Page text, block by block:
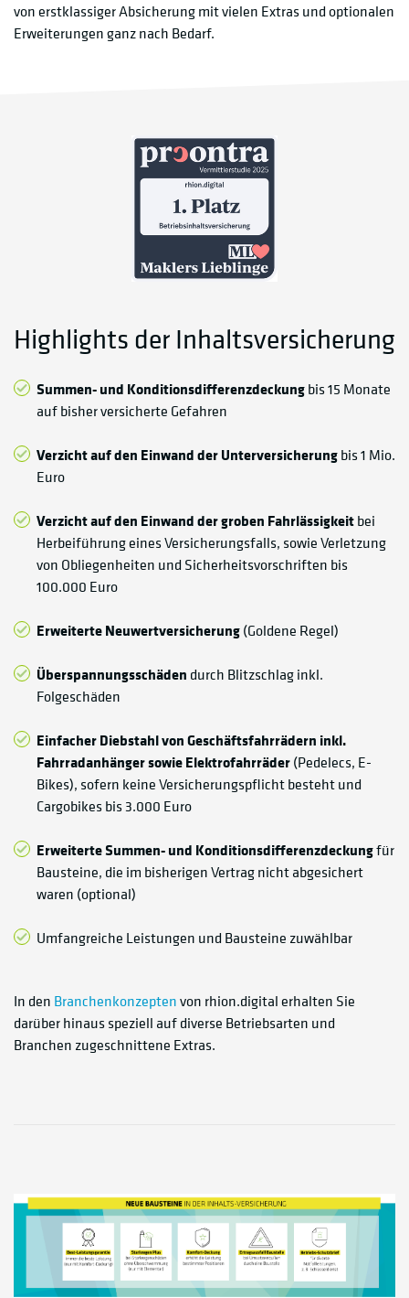
von erstklassiger Absicherung mit vielen Extras und optionalen
Erweiterungen ganz nach Bedarf.
Highlights der Inhaltsversicherung
Summen- und Konditionsdifferenzdeckungbis 15 Monate
auf bisher versicherte Gefahren
Verzicht auf den Einwand der Unterversicherungbis 1 Mio.
Euro
Verzicht auf den Einwand der groben Fahrlässigkeitbei
Herbeiführung eines Versicherungsfalls, sowie Verletzung
von Obliegenheiten und Sicherheitsvorschriften bis
100.000 Euro
Erweiterte Neuwertversicherung(Goldene Regel)
Überspannungsschäden durch Blitzschlag inkl.
Folgeschäden
Einfacher Diebstahl von Geschäftsfahrrädern inkl.
Fahrradanhänger sowie Elektrofahrräder(Pedelecs, E-
Bikes), sofern keine Versicherungspflicht besteht und
Cargobikes bis 3.000 Euro
Erweiterte Summen- und Konditionsdifferenzdeckungfür
Bausteine, die im bisherigen Vertrag nicht abgesichert
waren (optional)
Umfangreiche Leistungen und Bausteine zuwählbar
In den Branchenkonzeptenvon rhion.digital erhalten Sie
darüber hinaus speziell auf diverse Betriebsarten und
Branchen zugeschnittene Extras.